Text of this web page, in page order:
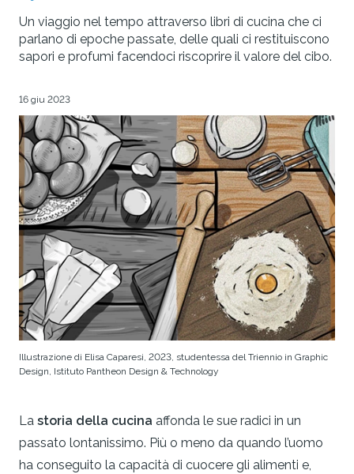
Un viaggio nel tempo attraverso libri di cucina che ci
parlano di epoche passate, delle quali ci restituiscono
sapori e profumi facendoci riscoprire il valore del cibo.
16 giu 2023
Illustrazione di Elisa Caparesi, 2023, studentessa del Triennio in Graphic
Design, Istituto Pantheon Design & Technology
La storia della cucina affonda le sue radici in un
passato lontanissimo. Più o meno da quando l’uomo
ha conseguito la capacità di cuocere gli alimenti e,